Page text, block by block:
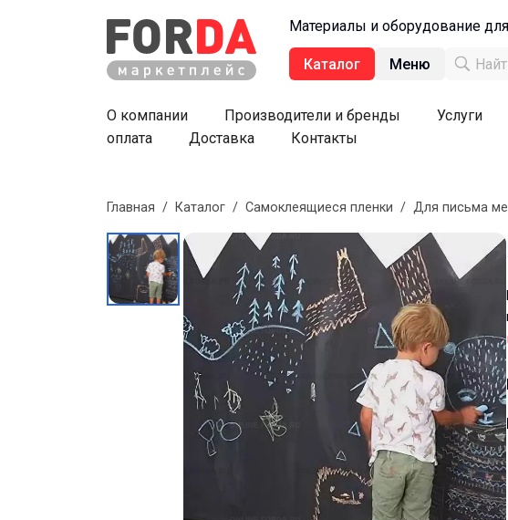
Материалы и оборудование
Каталог Меню
О компании Производители и бренды Услуги
оплата
Доставка Контакты
Главная / Каталог / Самоклеящиеся пленки / Для письма